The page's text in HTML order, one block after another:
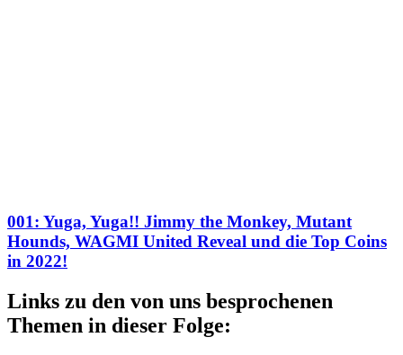
001: Yuga, Yuga!! Jimmy the Monkey, Mutant
Hounds, WAGMI United Reveal und die Top Coins
in 2022!
Links zu den von uns besprochenen
Themen in dieser Folge: